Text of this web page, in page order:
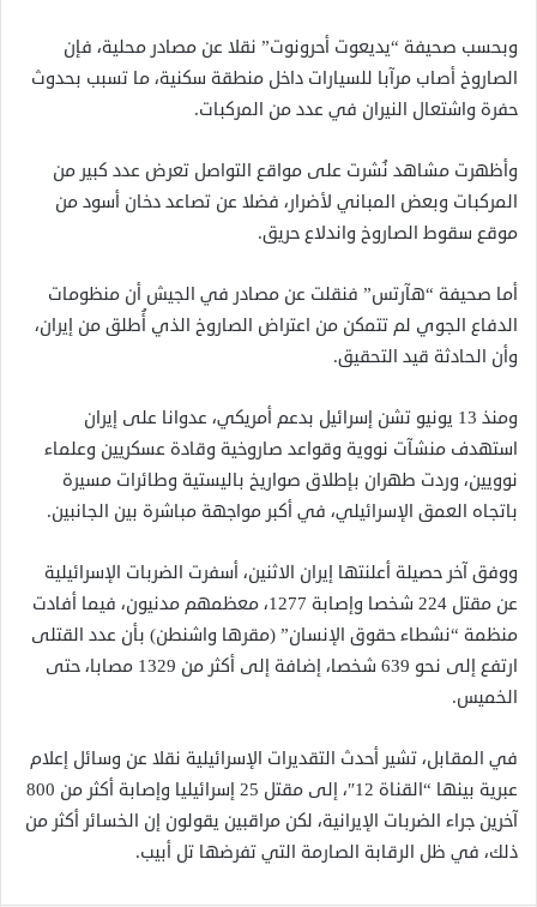
وبحسب صحيفة “يديعوت أحرونوت” نقلا عن مصادر محلية، فإن
الصاروخ أصاب مرآبا للسيارات داخل منطقة سكنية، ما تسبب بحدوث
حفرة واشتعال النيران في عدد من المركبات.
وأظهرت مشاهد نُشرت على مواقع التواصل تعرض عدد كبير من
المركبات وبعض المباني لأضرار، فضلا عن تصاعد دخان أسود من
موقع سقوط الصاروخ واندلاع حريق.
أما صحيفة “هآرتس” فنقلت عن مصادر في الجيش أن منظومات
الدفاع الجوي لم تتمكن من اعتراض الصاروخ الذي أُطلق من إيران،
وأن الحادثة قيد التحقيق.
ومنذ 13 يونيو تشن إسرائيل بدعم أمريكي، عدوانا على إيران
استهدف منشآت نووية وقواعد صاروخية وقادة عسكريين وعلماء
نوويين، وردت طهران بإطلاق صواريخ باليستية وطائرات مسيرة
باتجاه العمق الإسرائيلي، في أكبر مواجهة مباشرة بين الجانبين.
ووفق آخر حصيلة أعلنتها إيران الاثنين، أسفرت الضربات الإسرائيلية
عن مقتل 224 شخصا وإصابة 1277، معظمهم مدنيون، فيما أفادت
منظمة “نشطاء حقوق الإنسان” (مقرها واشنطن) بأن عدد القتلى
ارتفع إلى نحو 639 شخصا، إضافة إلى أكثر من 1329 مصابا، حتى
الخميس.
في المقابل، تشير أحدث التقديرات الإسرائيلية نقلا عن وسائل إعلام
عبرية بينها “القناة 12″، إلى مقتل 25 إسرائيليا وإصابة أكثر من 800
آخرين جراء الضربات الإيرانية، لكن مراقبين يقولون إن الخسائر أكثر من
ذلك، في ظل الرقابة الصارمة التي تفرضها تل أبيب.